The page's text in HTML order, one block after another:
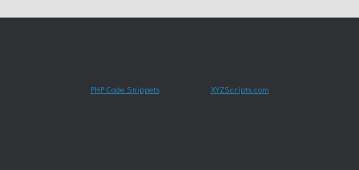
PHP Code SnippetsPowered By : XYZScripts.com